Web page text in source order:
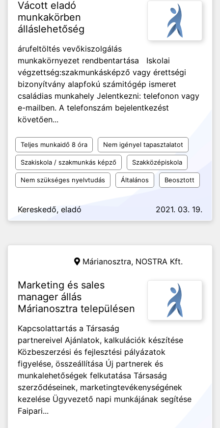
Vácott eladó
munkakörben
álláslehetőség
árufeltöltés vevőkiszolgálás
munkakörnyezet rendbentartása Iskolai
végzettség:szakmunkásképző vagy érettségi
bizonyítvány alapfokú számitógép ismeret
családias munkahely Jelentkezni: telefonon vagy
e-mailben. A telefonszám bejelentkezést
követően...
Teljes munkaidő 8 óra Nem igényel tapasztalatot
Szakiskola / szakmunkás képző Szakközépiskola
Nem szükséges nyelvtudás Általános Beosztott
Kereskedő, eladó 2021. 03. 19.
Márianosztra, NOSTRA Kft.
Marketing és sales
manager állás
Márianosztra településen
Kapcsolattartás a Társaság
partnereivel Ajánlatok, kalkulációk készítése
Közbeszerzési és fejlesztési pályázatok
figyelése, összeállítása Új partnerek és
munkalehetőségek felkutatása Társaság
szerződéseinek, marketingtevékenységének
kezelése Ügyvezető napi munkájának segítése
Faipari...